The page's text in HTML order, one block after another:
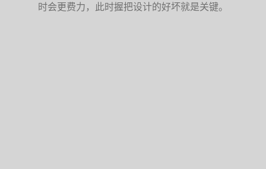
时会更费力，此时握把设计的好坏就是关键。